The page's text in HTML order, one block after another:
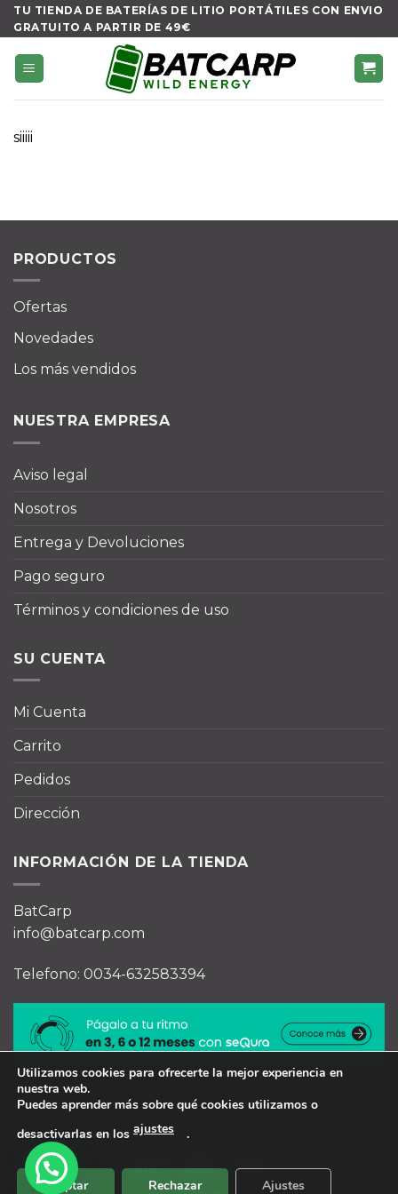
Skip
content
TU TIENDA DE BATERÍAS DE LITIO PORTÁTILES CON ENVIO
GRATUITO A PARTIR DE 49€
siiiii
PRODUCTOS
Ofertas
Novedades
Los más vendidos
NUESTRA EMPRESA
Aviso legal
Nosotros
Entrega y Devoluciones
Pago seguro
Términos y condiciones de uso
SU CUENTA
Mi Cuenta
Carrito
Pedidos
Dirección
INFORMACIÓN DE LA TIENDA
BatCarp
info@batcarp.com
Telefono: 0034-632583394
Utilizamos cookies para ofrecerte la mejor experiencia en
nuestra web.
Puedes aprender más sobre qué cookies utilizamos o
desactivarlas en los ajustes .
Aceptar Rechazar Ajustes